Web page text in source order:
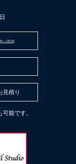
～19:00
見積り
能です。